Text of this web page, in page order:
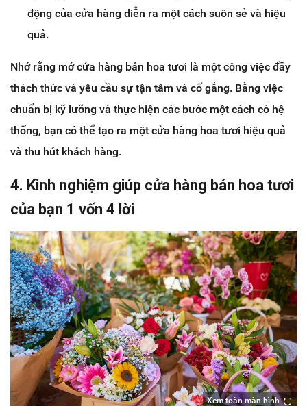
động của cửa hàng diễn ra một cách suôn sẻ và hiệu
quả.
Nhớ rằng mở cửa hàng bán hoa tươi là một công việc đầy
thách thức và yêu cầu sự tận tâm và cố gắng. Bằng việc
chuẩn bị kỹ lưỡng và thực hiện các bước một cách có hệ
thống, bạn có thể tạo ra một cửa hàng hoa tươi hiệu quả
và thu hút khách hàng.
4. Kinh nghiệm giúp cửa hàng bán hoa tươi
của bạn 1 vốn 4 lời
Xem toàn màn hình